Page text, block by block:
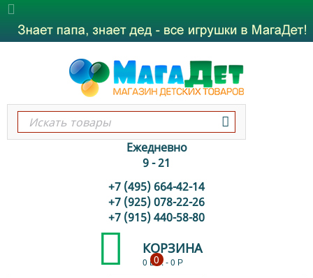
Ежедневно
9 - 21
+7 (495) 664-42-14
+7 (925) 078-22-26
+7 (915) 440-58-80
КОРЗИНА
0 шт.-0 Р
0